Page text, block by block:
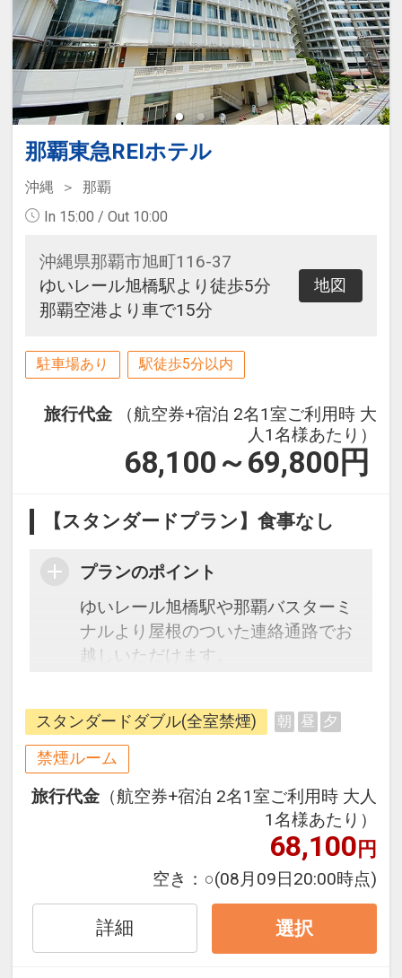
那覇東急REIホテル
沖縄
那覇
In 15:00 / Out 10:00
沖縄県那覇市旭町116-37
ゆいレール旭橋駅より徒歩5分
那覇空港より車で15分
地図
駐車場あり 駅徒歩5分以内
旅行代金
（航空券+宿泊 2名1室ご利用時 大
人1名様あたり）
68,100～69,800 円
【スタンダードプラン】食事なし
プランのポイント
ゆいレール旭橋駅や那覇バスターミ
ナルより屋根のついた連絡通路でお
越しいただけます。
※駐車場は提携駐車場となります。
駐車券をフロント迄お持ちいただけ
れば承認させていただきます。
※スタンダードダブルルーム、スタ
ンダードツインルームは共に、バス
タブ無し、多機能シャワーブース完
スタンダードダブル(全室禁煙) 朝 昼 夕
禁煙ルーム
旅行代金 （航空券+宿泊 2名1室ご利用時 大人
1名様あたり）
68,100円
空き： ○(08月09日20:00時点)
詳細 選択